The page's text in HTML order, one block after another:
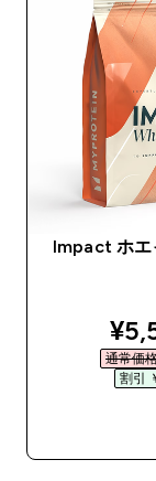
Impact ホエ
通常価
割引